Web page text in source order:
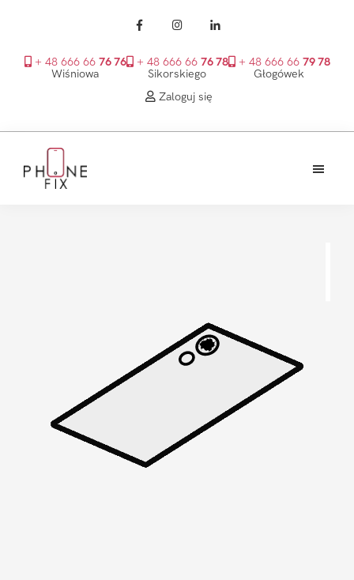
+ 48 666 66 76 76
Wiśniowa
+ 48 666 66 76 78
Sikorskiego
+ 48 666 66 79 78
Głogówek
Zaloguj się
głównego